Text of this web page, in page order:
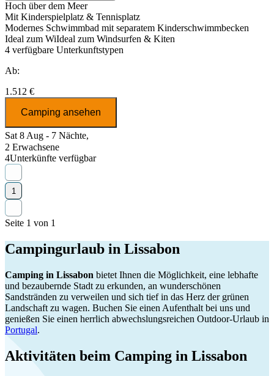
Hoch über dem Meer
Mit Kinderspielplatz & Tennisplatz
Modernes Schwimmbad mit separatem Kinderschwimmbecken
Ideal zum WiIdeal zum Windsurfen & Kiten
4 verfügbare Unterkunftstypen
Ab:
1.512 €
Camping ansehen
Sat 8 Aug - 7 Nächte,
2 Erwachsene
4Unterkünfte verfügbar
1
Seite 1 von 1
Campingurlaub in Lissabon
Camping in Lissabon bietet Ihnen die Möglichkeit, eine lebhafte
und bezaubernde Stadt zu erkunden, an wunderschönen
Sandstränden zu verweilen und sich tief in das Herz der grünen
Landschaft zu wagen. Buchen Sie einen Aufenthalt bei uns und
genießen Sie einen herrlich abwechslungsreichen Outdoor-Urlaub in
Portugal.
Aktivitäten beim Camping in Lissabon